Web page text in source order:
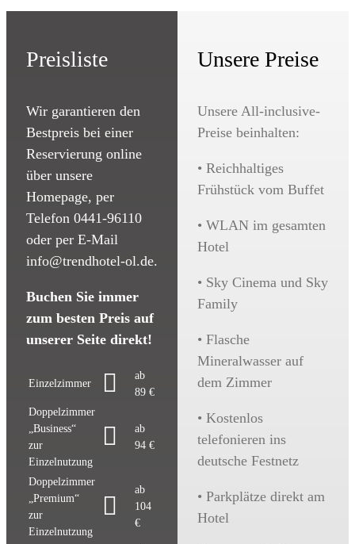
Preisliste
Wir garantieren den
Bestpreis bei einer
Reservierung online
über unsere
Homepage, per
Telefon 0441-96110
oder per E-Mail
info@trendhotel-ol.de.
Buchen Sie immer
zum besten Preis auf
unserer Seite direkt!
Einzelzimmer
ab
89 €
Doppelzimmer
„Business“
zur
Einzelnutzung
ab
94 €
Doppelzimmer
„Premium“
zur
Einzelnutzung
ab
104
€
Unsere Preise
Unsere All-inclusive-
Preise beinhalten:
• Reichhaltiges
Frühstück vom Buffet
• WLAN im gesamten
Hotel
• Sky Cinema und Sky
Family
• Flasche
Mineralwasser auf
dem Zimmer
• Kostenlos
telefonieren ins
deutsche Festnetz
• Parkplätze direkt am
Hotel